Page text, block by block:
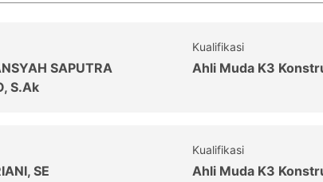
SAPUTRA
S.Ak
Kualifikasi
Ahli Muda K3
SE
Kualifikasi
Ahli Muda K3